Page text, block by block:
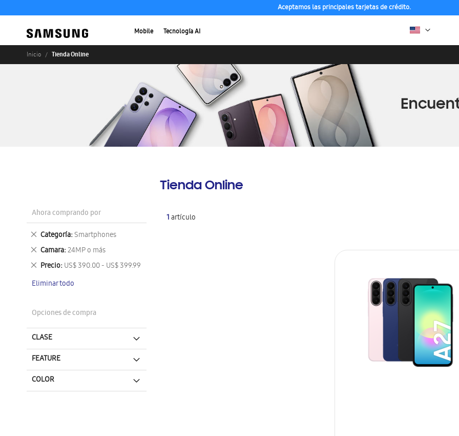
Aceptamos las principales tarjetas de crédito.
Mobile Tecnología AI
Inicio Tienda Online
Tienda Online
1artículo
Ahora comprando por
Categoría Smartphones
Eliminar
este
artículo
Camara 24MP o más
Eliminar
este
artículo
Precio US$ 390.00 - US$ 399.99
Eliminar
artículo
Eliminar todo
Opciones de compra
CLASE
FEATURE
COLOR